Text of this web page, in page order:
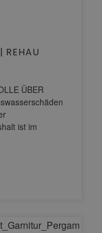
ÜBER
ist im